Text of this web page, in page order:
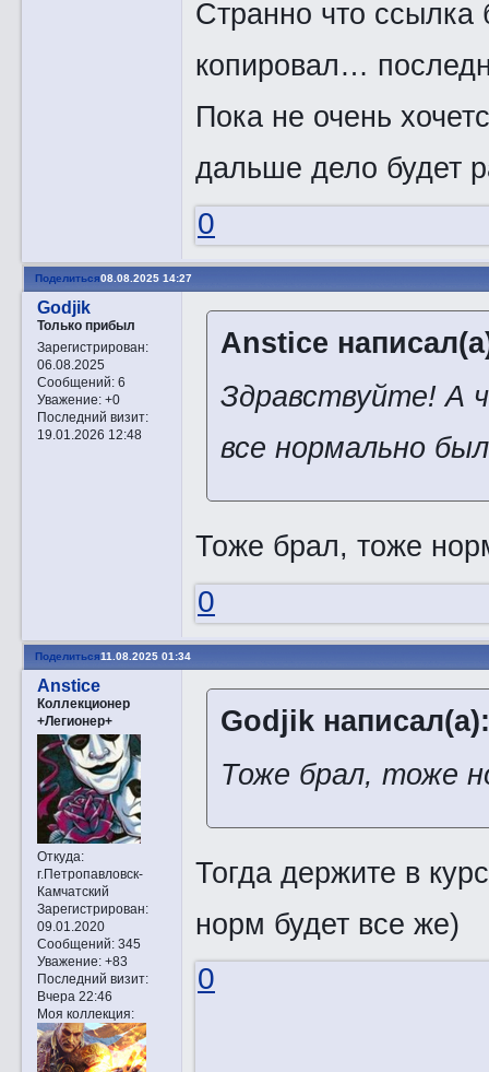
Странно что ссылка
копировал…
Пока не очень
дальше дело будет
0
Поделиться08.08.2025 14:27
Godjik
Только прибыл
Зарегистрирован:
06.08.2025
Сообщений:6
Уважение: +0
Последний визит:
19.01.2026 12:48
Anstice
Здравствуйте! А
все нормально
Тоже брал, тоже
0
Поделиться11.08.2025 01:34
Anstice
Коллекционер
+Легионер+
Откуда:
г.Петропавловск-
Камчатский
Зарегистрирован:
09.01.2020
Сообщений:345
Уважение: +83
Последний визит:
Вчера 22:46
Моя коллекция:
Godjik
Тоже брал, тоже
Тогда держите в
норм будет все же)
0